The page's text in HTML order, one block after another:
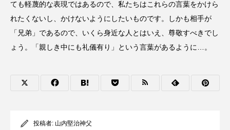
ても軽蔑的な表現ではあるので、私たちはこれらの言葉をかけら
れたくないし、かけないようにしたいものです。しかも相手が
「兄弟」であるので、いくら身近な人とはいえ、尊敬すべきでし
ょう。「親しき中にも礼儀有り」という言葉があるように…。
投稿者: 山内堅治神父